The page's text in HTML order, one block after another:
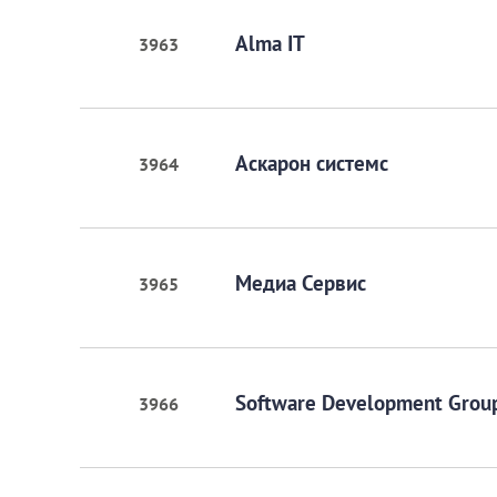
3963 Alma IT
3964 Аскарон системс
3965 Медиа Сервис
3966 Software Development